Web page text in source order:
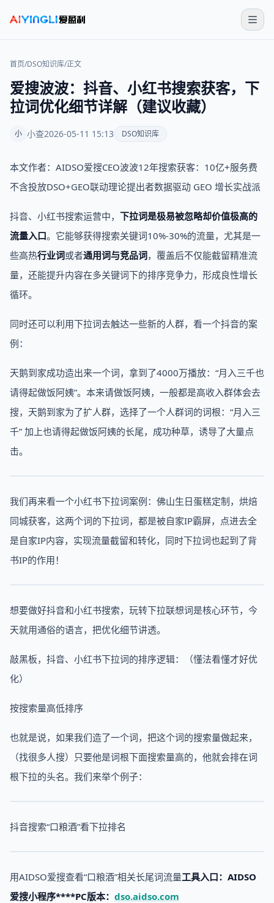
首页/DSO知识库/正文
爱搜波波：抖音、小红书搜索获客，下
拉词优化细节详解（建议收藏）
小 小查2026-05-11 15:13 DSO知识库
本文作者：AIDSO爱搜CEO波波12年搜索获客：10亿+服务费
不含投放DSO+GEO联动理论提出者数据驱动 GEO 增长实战派
抖音、小红书搜索运营中， 下拉词是极易被忽略却价值极高的
流量入口。它能够获得搜索关键词10%-30%的流量，尤其是一
些高热行业词或者通用词与竞品词，覆盖后不仅能截留精准流
量，还能提升内容在多关键词下的排序竞争力，形成良性增长
循环。
同时还可以利用下拉词去触达一些新的人群，看一个抖音的案
例：
天鹅到家成功造出来一个词，拿到了4000万播放：“月入三千也
请得起做饭阿姨”。本来请做饭阿姨，一般都是高收入群体会去
搜，天鹅到家为了扩人群，选择了一个人群词的词根：“月入三
千” 加上也请得起做饭阿姨的长尾，成功种草，诱导了大量点
击。
我们再来看一个小红书下拉词案例：佛山生日蛋糕定制，烘焙
同城获客，这两个词的下拉词，都是被自家IP霸屏，点进去全
是自家IP内容，实现流量截留和转化，同时下拉词也起到了背
书IP的作用！
想要做好抖音和小红书搜索，玩转下拉联想词是核心环节，今
天就用通俗的语言，把优化细节讲透。
敲黑板，抖音、小红书下拉词的排序逻辑：（懂法看懂才好优
化）
按搜索量高低排序
也就是说，如果我们造了一个词，把这个词的搜索量做起来，
（找很多人搜）只要他是词根下面搜索量高的，他就会排在词
根下拉的头名。我们来举个例子：
抖音搜索“口粮酒”看下拉排名
用AIDSO爱搜查看“口粮酒”相关长尾词流量工具入口：AIDSO
爱搜小程序****PC版本： dso.aidso.com